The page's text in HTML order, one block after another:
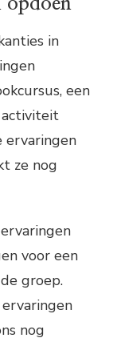
in
een
ervaringen
ze nog
voor een
groep.
nog